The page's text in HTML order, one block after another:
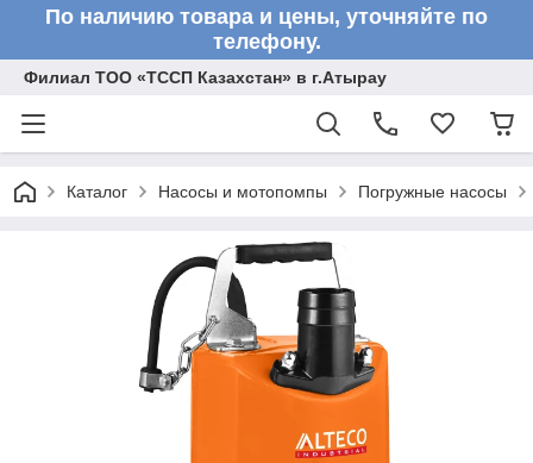
По наличию товара и цены, уточняйте по
телефону.
Филиал ТОО «ТССП Казахстан» в г.Атырау
Каталог Насосы и мотопомпы Погружные насосы